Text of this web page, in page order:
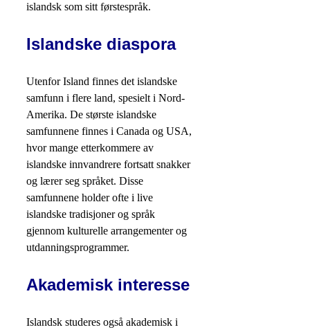
islandsk som sitt førstespråk.
Islandske diaspora
Utenfor Island finnes det islandske
samfunn i flere land, spesielt i Nord-
Amerika. De største islandske
samfunnene finnes i Canada og USA,
hvor mange etterkommere av
islandske innvandrere fortsatt snakker
og lærer seg språket. Disse
samfunnene holder ofte i live
islandske tradisjoner og språk
gjennom kulturelle arrangementer og
utdanningsprogrammer.
Akademisk interesse
Islandsk studeres også akademisk i